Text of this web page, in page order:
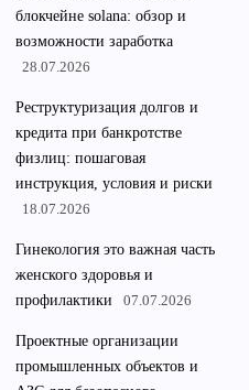
блокчейне solana: обзор и
возможности заработка
28.07.2026
Реструктуризация долгов и
кредита при банкротстве
физлиц: пошаговая
инструкция, условия и риски
18.07.2026
Гинекология это важная часть
женского здоровья и
профилактики
07.07.2026
Проектные организации
промышленных объектов и